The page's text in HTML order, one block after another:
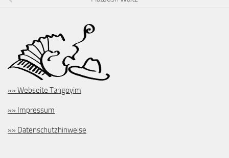
»» Webseite Tangoyim
»» Impressum
»» Datenschutzhinweise